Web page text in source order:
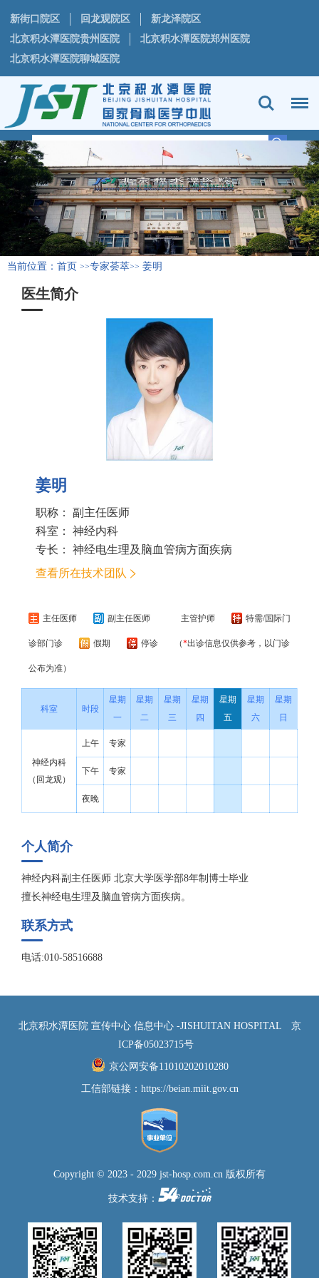
新街口院区 回龙观院区
新龙泽院区
北京积水潭医院贵州医院
北京积水潭医院郑州医院
北京积水潭医院聊城医院
当前位置： 首页 >>专家荟萃>> 姜明
医生简介
姜明
职称： 副主任医师
科室： 神经内科
专长： 神经电生理及脑血管病方面疾病
查看所在技术团队
主任医师 副主任医师 主管护师 特需/国际门
诊部门诊 假期 停诊 （*出诊信息仅供参考，以门诊
公布为准）
科室 时段
星期
一
星期
二
星期
三
星期
四
星期
五
星期
六
星期
日
神经内科
（回龙观）
上午 专家
下午 专家
夜晚
个人简介
神经内科副主任医师 北京大学医学部8年制博士毕业
擅长神经电生理及脑血管病方面疾病。
联系方式
电话:010-58516688
北京积水潭医院 宣传中心 信息中心 -JISHUITAN HOSPITAL
京
ICP备05023715号
京公网安备11010202010280
工信部链接： https://beian.miit.gov.cn
Copyright © 2023 - 2029 jst-hosp.com.cn 版权所有
技术支持：